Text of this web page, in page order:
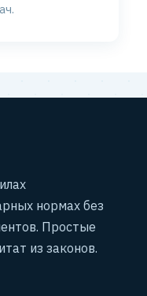
нормах без
Простые
из законов.